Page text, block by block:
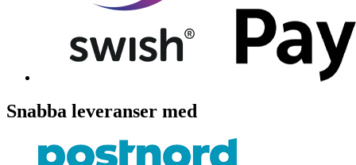
Snabba leveranser med